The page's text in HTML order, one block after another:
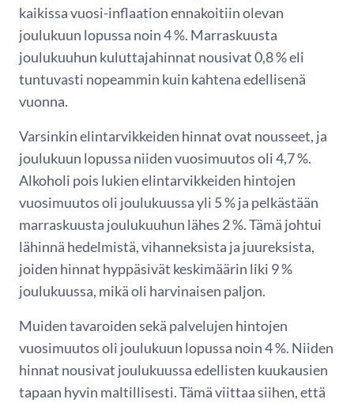
kaikissa vuosi-inflaation ennakoitiin olevan
joulukuun lopussa noin 4 %. Marraskuusta
joulukuuhun kuluttajahinnat nousivat 0,8 % eli
tuntuvasti nopeammin kuin kahtena edellisenä
vuonna.
Varsinkin elintarvikkeiden hinnat ovat nousseet, ja
joulukuun lopussa niiden vuosimuutos oli 4,7 %.
Alkoholi pois lukien elintarvikkeiden hintojen
vuosimuutos oli joulukuussa yli 5 % ja pelkästään
marraskuusta joulukuuhun lähes 2 %. Tämä johtui
lähinnä hedelmistä, vihanneksista ja juureksista,
joiden hinnat hyppäsivät keskimäärin liki 9 %
joulukuussa, mikä oli harvinaisen paljon.
Muiden tavaroiden sekä palvelujen hintojen
vuosimuutos oli joulukuun lopussa noin 4 %. Niiden
hinnat nousivat joulukuussa edellisten kuukausien
tapaan hyvin maltillisesti. Tämä viittaa siihen, että